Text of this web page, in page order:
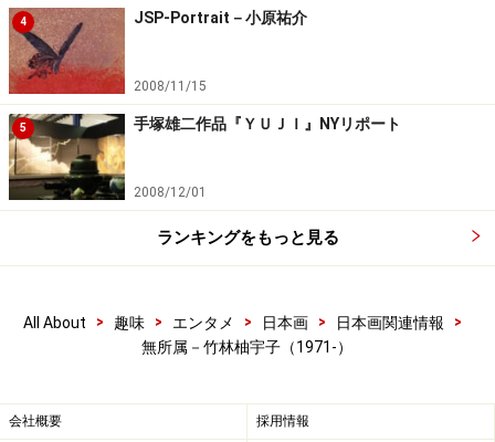
4 JSP-Portrait－小原祐介
2008/11/15
5 手塚雄二作品『ＹＵＪＩ』NYリポート
2008/12/01
ランキングをもっと見る
All About > 趣味 > エンタメ > 日本画 > 日本画関連情報
>
無所属－竹林柚宇子（1971-）
会社概要 採用情報